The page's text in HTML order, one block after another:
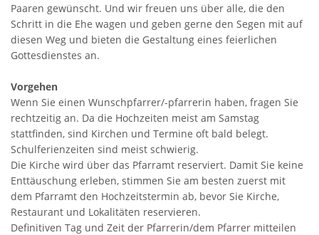
Paaren gewünscht. Und wir freuen uns über alle, die den
Schritt in die Ehe wagen und geben gerne den Segen mit auf
diesen Weg und bieten die Gestaltung eines feierlichen
Gottesdienstes an.
Vorgehen
Wenn Sie einen Wunschpfarrer/-pfarrerin haben, fragen Sie
rechtzeitig an. Da die Hochzeiten meist am Samstag
stattfinden, sind Kirchen und Termine oft bald belegt.
Schulferienzeiten sind meist schwierig.
Die Kirche wird über das Pfarramt reserviert. Damit Sie keine
Enttäuschung erleben, stimmen Sie am besten zuerst mit
dem Pfarramt den Hochzeitstermin ab, bevor Sie Kirche,
Restaurant und Lokalitäten reservieren.
Definitiven Tag und Zeit der Pfarrerin/dem Pfarrer mitteilen